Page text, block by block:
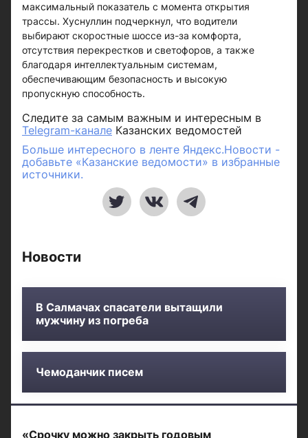
максимальный показатель с момента открытия
трассы. Хуснуллин подчеркнул, что водители
выбирают скоростные шоссе из-за комфорта,
отсутствия перекрестков и светофоров, а также
благодаря интеллектуальным системам,
обеспечивающим безопасность и высокую
пропускную способность.
Следите за самым важным и интересным в
Telegram-канале Казанских ведомостей
Больше интересного в ленте Яндекс.Новости -
добавьте «Казанские ведомости» в избранные
источники.
Новости
В Салмачах спасатели вытащили
мужчину из погреба
Чемоданчик писем
«Срочку можно закрыть годовым